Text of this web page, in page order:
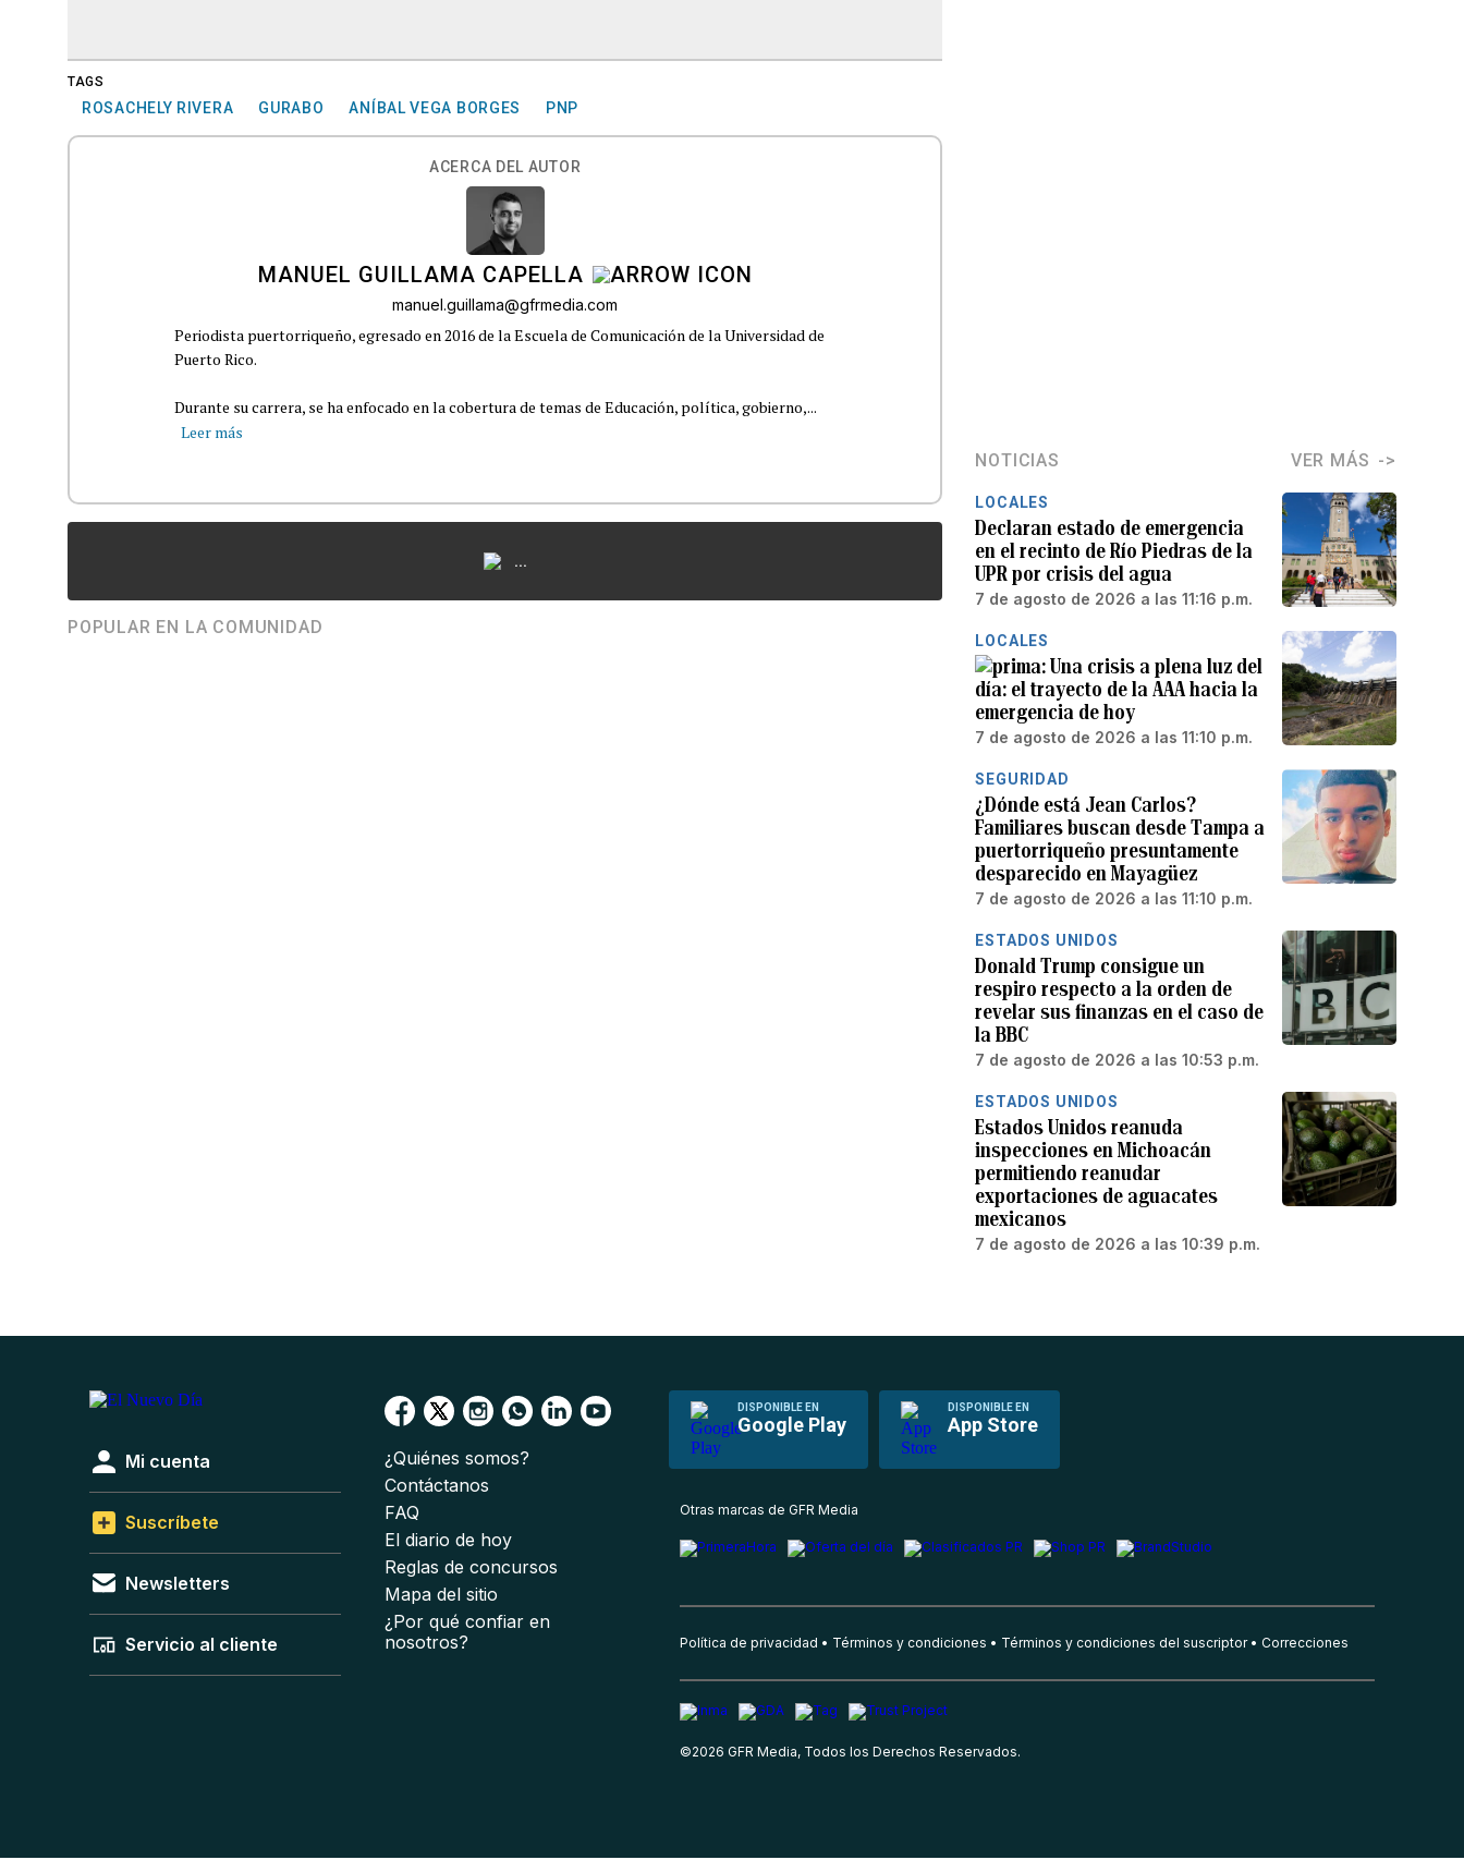
TAGS
ROSACHELY RIVERA GURABO ANÍBAL VEGA BORGES PNP
ACERCA DEL AUTOR
MANUEL GUILLAMA CAPELLA
manuel.guillama@gfrmedia.com
Periodista puertorriqueño, egresado en 2016 de la Escuela de Comunicación de la Universidad de
Puerto Rico.
Durante su carrera, se ha enfocado en la cobertura de temas de Educación, política, gobierno,...
Leer más
...
POPULAR EN LA COMUNIDAD
NOTICIAS VER MÁS
LOCALES
Declaran estado de emergencia
en el recinto de Río Piedras de la
UPR por crisis del agua
7 de agosto de 2026 a las 11:16 p.m.
LOCALES
Una crisis a plena luz del
día: el trayecto de la AAA hacia la
emergencia de hoy
7 de agosto de 2026 a las 11:10 p.m.
SEGURIDAD
¿Dónde está Jean Carlos?
Familiares buscan desde Tampa a
puertorriqueño presuntamente
desparecido en Mayagüez
7 de agosto de 2026 a las 11:10 p.m.
ESTADOS UNIDOS
Donald Trump consigue un
respiro respecto a la orden de
revelar sus finanzas en el caso de
la BBC
7 de agosto de 2026 a las 10:53 p.m.
ESTADOS UNIDOS
Estados Unidos reanuda
inspecciones en Michoacán
permitiendo reanudar
exportaciones de aguacates
mexicanos
7 de agosto de 2026 a las 10:39 p.m.
DISPONIBLE EN
Google Play
DISPONIBLE EN
App Store
Mi cuenta
Suscríbete
Newsletters
Servicio al cliente
¿Quiénes somos?
Contáctanos
FAQ
El diario de hoy
Reglas de concursos
Mapa del sitio
¿Por qué confiar en
nosotros?
Otras marcas de GFR Media
Política de privacidad Términos y condiciones Términos y condiciones del suscriptor Correcciones
©2026 GFR Media, Todos los Derechos Reservados.